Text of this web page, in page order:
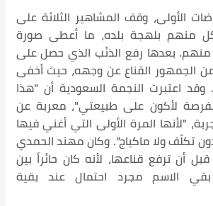
الأولى، وقف المشاهير الثلاثة على
منهم بلهجة بلده، ما أعطى صورة
بعدها رفع الذئب الذي حصل على
الجمهور القناع عن وجهه، حيث أخفى
وقد اعتبرت النجمة السعودية أن "هذا
لأكون على طبيعتي"، معربة عن
"لأنها المرة الأولى التي أغني فيها
تكلّف ولا ماكياج". وكان مهند الحمدي
أن ترفع قناعها، لأنه كان حائراً بين
الاسم مجرد احتمال عند بقية